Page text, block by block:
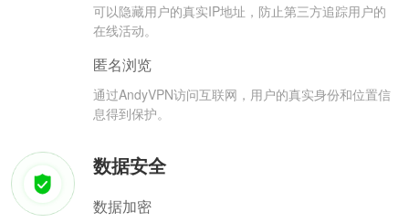
可以隐藏用户的真实IP地址，防止第三方追踪用户的
在线活动。
匿名浏览
通过AndyVPN访问互联网，用户的真实身份和位置信
息得到保护。
数据安全
数据加密